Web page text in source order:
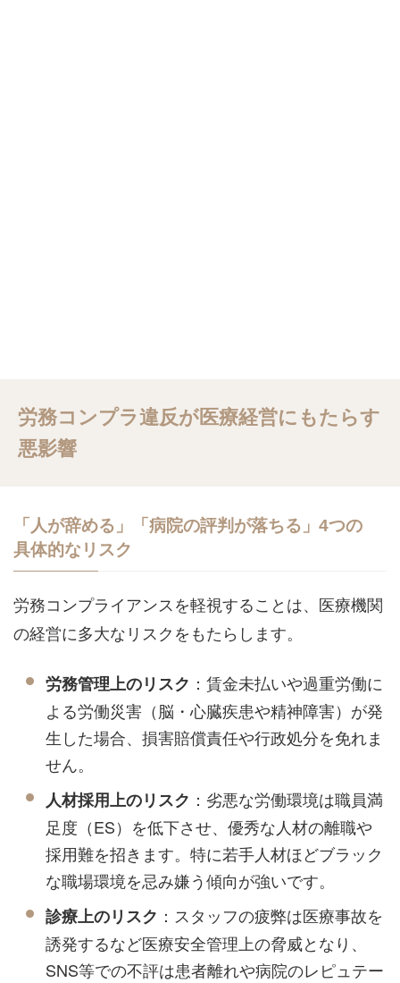
労務コンプラ違反が医療経営にもたらす
悪影響
「人が辞める」「病院の評判が落ちる」4つの
具体的なリスク
労務コンプライアンスを軽視することは、医療機関
の経営に多大なリスクをもたらします。
労務管理上のリスク ：賃金未払いや過重労働に
よる労働災害（脳・心臓疾患や精神障害）が発
生した場合、損害賠償責任や行政処分を免れま
せん。
人材採用上のリスク ：劣悪な労働環境は職員満
足度（ES）を低下させ、優秀な人材の離職や
採用難を招きます。特に若手人材ほどブラック
な職場環境を忌み嫌う傾向が強いです。
診療上のリスク ：スタッフの疲弊は医療事故を
誘発するなど医療安全管理上の脅威となり、
SNS等での不評は患者離れや病院のレピュテー